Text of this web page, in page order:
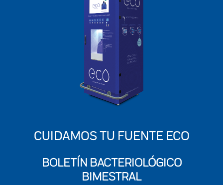
CUIDAMOS TU FUENTE ECO
BOLETÍN BACTERIOLÓGICO
BIMESTRAL